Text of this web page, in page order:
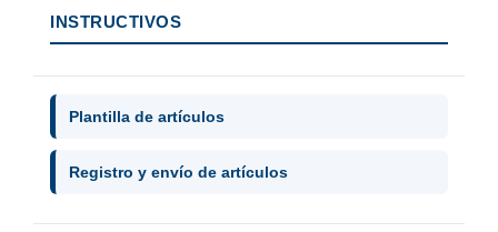
INSTRUCTIVOS
Plantilla de artículos
Registro y envío de artículos